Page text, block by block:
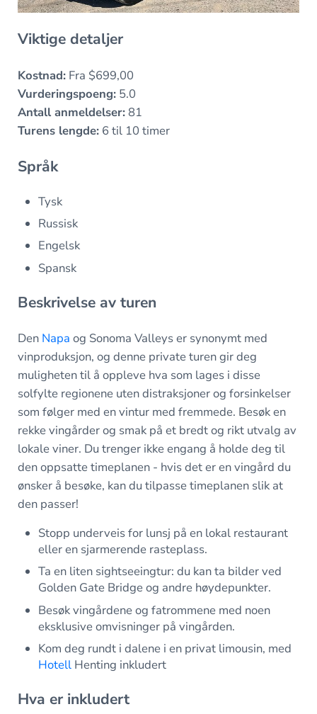
Viktige detaljer
Kostnad:Fra $699,00
Vurderingspoeng:5.0
Antall anmeldelser:81
Turens lengde:6 til 10 timer
Språk
Tysk
Russisk
Engelsk
Spansk
Beskrivelse av turen
Den Napa og Sonoma Valleys er synonymt med
vinproduksjon, og denne private turen gir deg
muligheten til å oppleve hva som lages i disse
solfylte regionene uten distraksjoner og forsinkelser
som følger med en vintur med fremmede. Besøk en
rekke vingårder og smak på et bredt og rikt utvalg av
lokale viner. Du trenger ikke engang å holde deg til
den oppsatte timeplanen - hvis det er en vingård du
ønsker å besøke, kan du tilpasse timeplanen slik at
den passer!
Stopp underveis for lunsj på en lokal restaurant
eller en sjarmerende rasteplass.
Ta en liten sightseeingtur: du kan ta bilder ved
Golden Gate Bridge og andre høydepunkter.
Besøk vingårdene og fatrommene med noen
eksklusive omvisninger på vingården.
Kom deg rundt i dalene i en privat limousin, med
Hotell Henting inkludert
Hva er inkludert